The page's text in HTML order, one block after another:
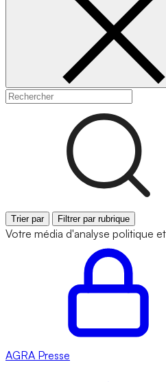
Trier par Filtrer par rubrique
Votre média d'analyse politique
AGRA Presse